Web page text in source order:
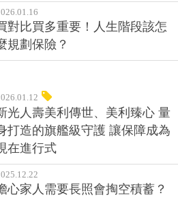
對比買多重要！人生階段該怎
規劃保險？
光人壽美利傳世、美利臻心 量
打造的旗艦級守護 讓保障成為
在進行式
心家人需要長照會掏空積蓄？